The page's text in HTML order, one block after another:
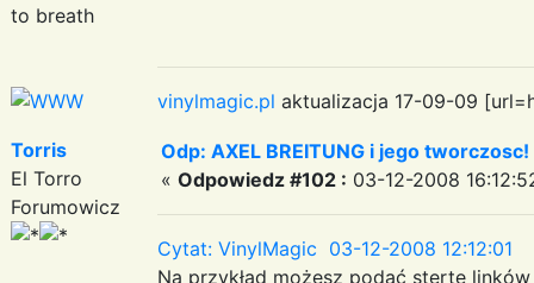
to breath
vinylmagic.pl aktualizacja 17-09-09
Torris
El Torro
Forumowicz
Odp: AXEL BREITUNG i jego
« Odpowiedz #102 : 03-12-2008
Cytat: VinylMagic 03-12-2008 12:12:01
Na przykład możesz podać stertę